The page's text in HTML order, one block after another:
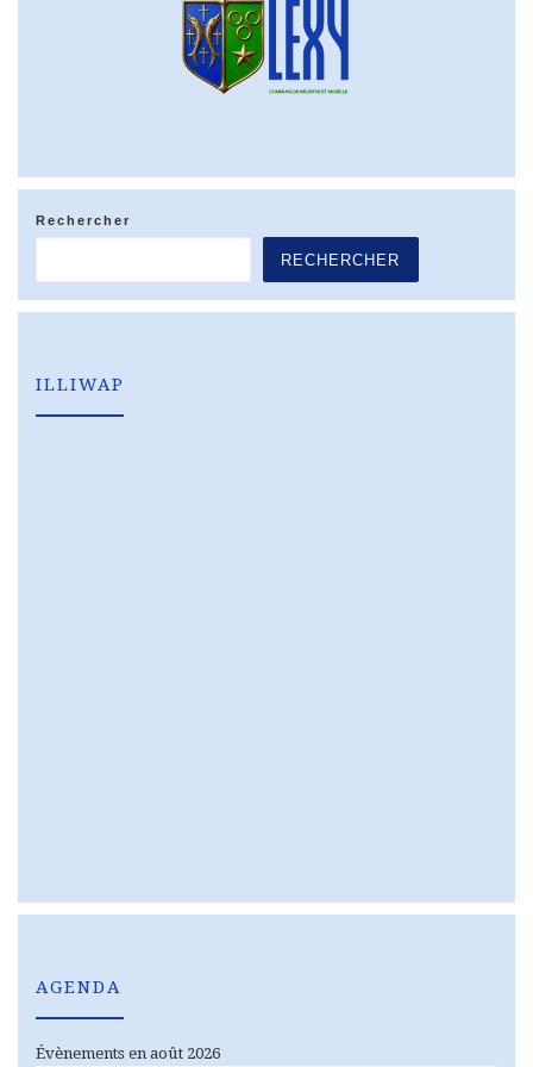
Rechercher
RECHERCHER
ILLIWAP
AGENDA
Évènements en août 2026